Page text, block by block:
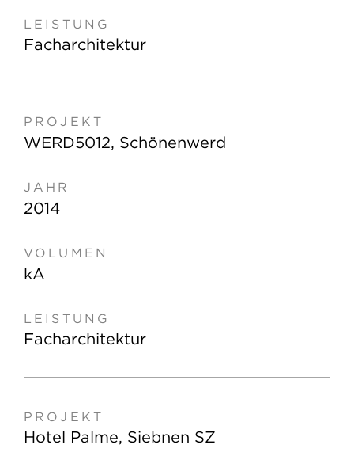
Facharchitektur
WERD5012, Schönenwerd
2014
kA
Facharchitektur
Hotel Palme, Siebnen SZ